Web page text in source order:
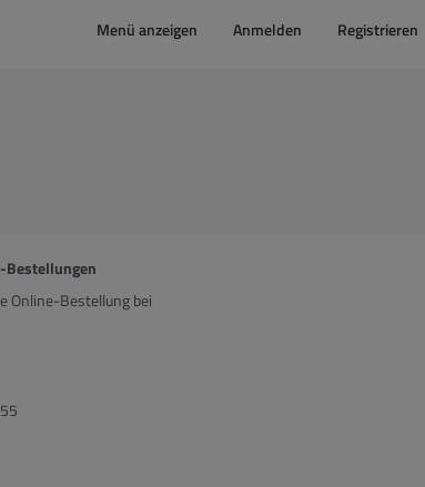
Menü anzeigen Anmelden Registrieren
Bestellungen
Online-Bestellung bei